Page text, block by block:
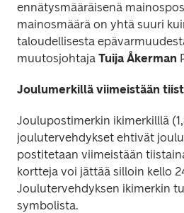
ennätysmääräisenä
mainosmäärä on yhtä suuri
taloudellisesta
muutosjohtaja Tuija Åkerman
Joulumerkillä viimeistään
Joulupostimerkin ikimerkilllä
joulutervehdykset ehtivät
postitetaan viimeistään
kortteja voi jättää silloin kello
Joulutervehdyksen ikimerkin
symbolista.